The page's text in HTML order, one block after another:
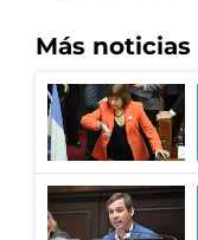
Más noticias